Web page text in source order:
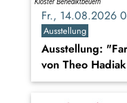
Fr., 14.08.2026
Ausstellung
Ausstellung:
von Theo